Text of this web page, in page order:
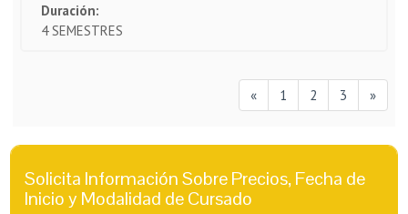
Duración:
4 SEMESTRES
« 1 2 3 »
Solicita Información Sobre Precios, Fecha de
Inicio y Modalidad de Cursado